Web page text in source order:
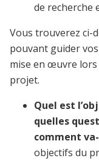
de recherche
Vous trouverez ci-
pouvant guider
mise en œuvre
projet.
Quel est
quelles
comment
objectifs du